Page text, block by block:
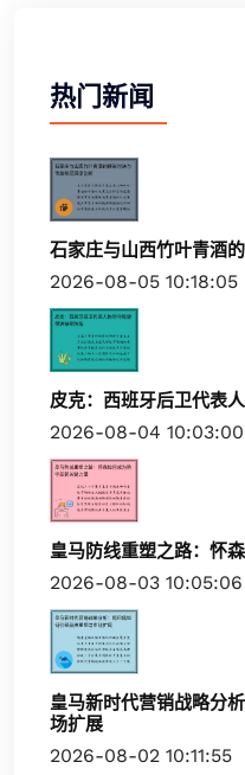
热门新闻
石家庄与山西竹叶青酒
2026-08-05 10:18:05
皮克：西班牙后卫代表
2026-08-04 10:03:00
皇马防线重塑之路：怀
2026-08-03 10:05:06
皇马新时代营销战略分
场扩展
2026-08-02 10:11:55